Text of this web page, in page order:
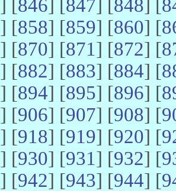
] [846] [847] [848] [
] [858] [859] [860] [
] [870] [871] [872] [
] [882] [883] [884] [
] [894] [895] [896] [
] [906] [907] [908] [
] [918] [919] [920] [
] [930] [931] [932] [
] [942] [943] [944] [